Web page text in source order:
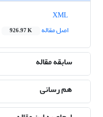
اصل مقاله
926.97 K
سابقه مقاله
هم رسانی